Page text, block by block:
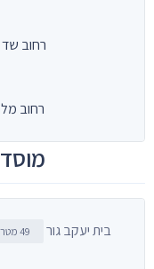
רחוב
רחוב
בית יעקב גור 49 מטר